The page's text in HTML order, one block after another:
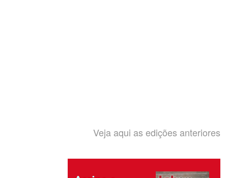
Veja aqui as edições anteriores